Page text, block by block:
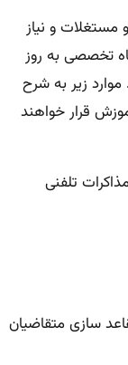
و نیاز
تخصصی به روز
زیر به شرح
قرار خواهند
تلفنی
سازی متقاضیان